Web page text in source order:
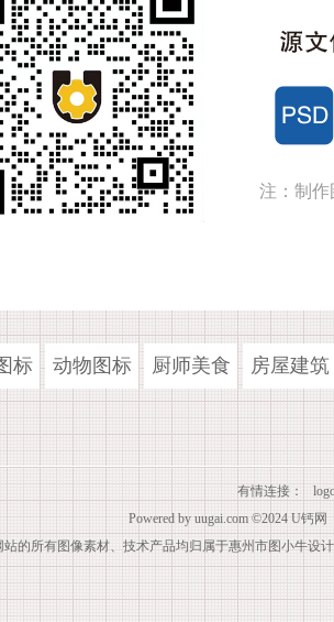
注：制作
标 动物图标 厨师美食 房屋建筑
有情连接：
Powered by uugai.com ©2024 U钙网
站的所有图像素材、技术产品均归属于惠州市图小牛设